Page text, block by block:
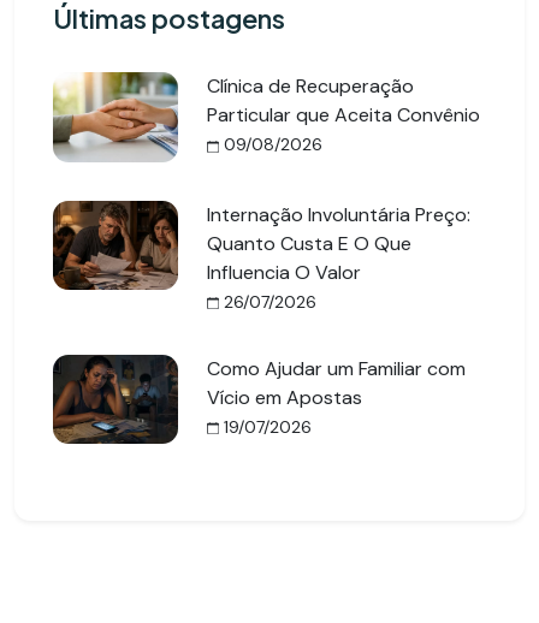
Últimas postagens
Clínica de Recuperação
Particular que Aceita Convênio
09/08/2026
Internação Involuntária Preço:
Quanto Custa E O Que
Influencia O Valor
26/07/2026
Como Ajudar um Familiar com
Vício em Apostas
19/07/2026